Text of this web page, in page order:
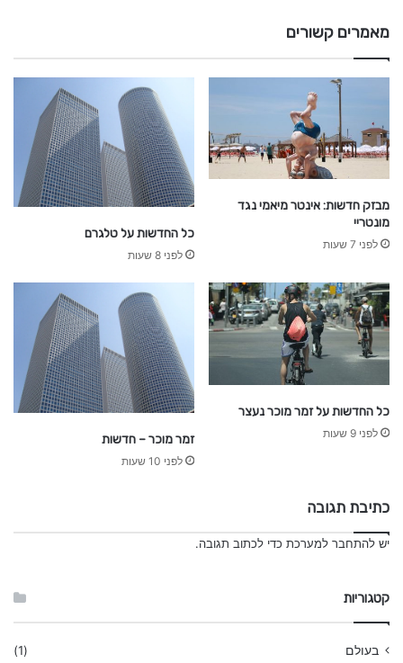
ו
ת
מאמרים קשורים
מבזק חדשות: אינטר מיאמי נגד
מונטריי
לפני 7 שעות
כל החדשות על טלגרם
לפני 8 שעות
כל החדשות על זמר מוכר נעצר
לפני 9 שעות זמר מוכר – חדשות
לפני 10 שעות
כתיבת תגובה
יש להתחבר למערכת כדי לכתוב תגובה.
קטגוריות
בעולם (1)